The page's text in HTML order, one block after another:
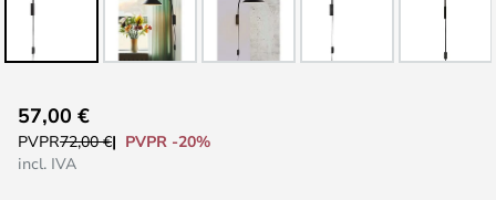
comienzo
57,00 €
PVPR72,00 €
PVPR -20%
incl. IVA